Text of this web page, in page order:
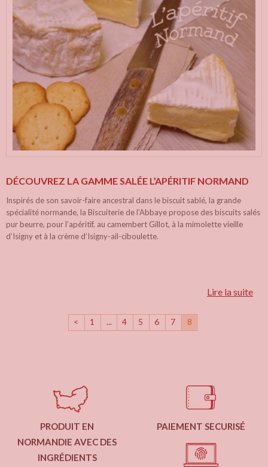
DÉCOUVREZ LA GAMME SALÉE L’APÉRITIF NORMAND
Inspirés de son savoir-faire ancestral dans le biscuit sablé, la grande
spécialité normande, la Biscuiterie de l’Abbaye propose des biscuits salés
pur beurre, pour l’apéritif, au camembert Gillot, à la mimolette vieille
d’Isigny et à la crème d’Isigny-ail-ciboulette.
Lire la suite
< 1 ... 4 5 6 7 8
PRODUIT EN
NORMANDIE AVEC DES
INGRÉDIENTS
PAIEMENT SECURISÉ